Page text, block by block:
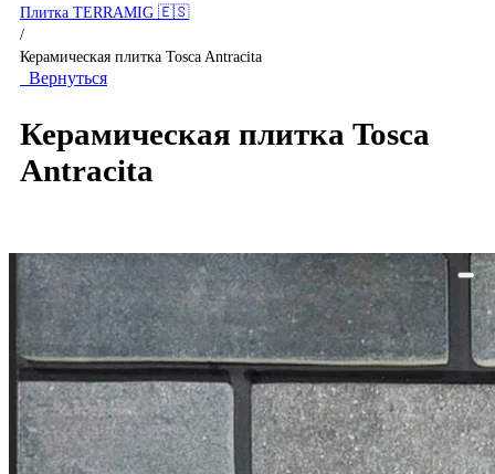
Плитка TERRAMIG 🇪🇸
/
Керамическая плитка Tosca Antracita
Вернуться
Керамическая плитка Tosca
Antracita